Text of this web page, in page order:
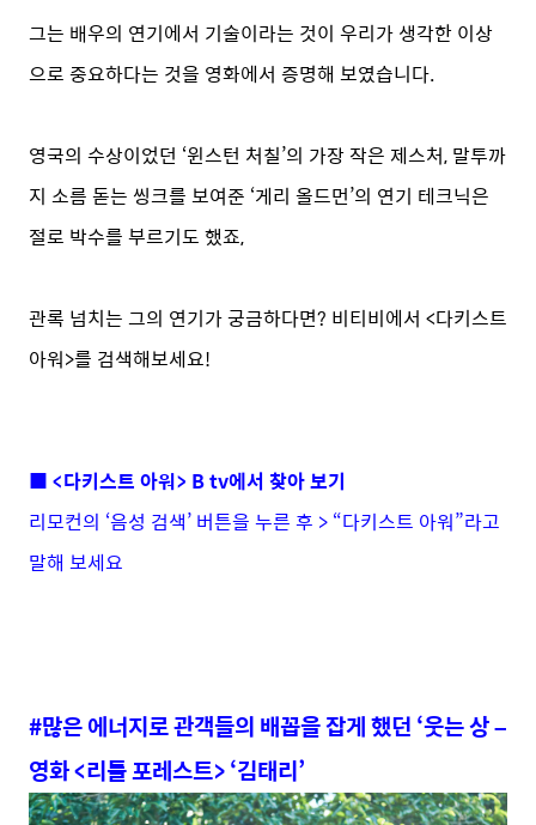
그는 배우의 연기에서 기술이라는 것이 우리가 생각한 이상
으로 중요하다는 것을 영화에서 증명해 보였습니다.
영국의 수상이었던 ‘윈스턴 처칠’의 가장 작은 제스처, 말투까
지 소름 돋는 씽크를 보여준 ‘게리 올드먼’의 연기 테크닉은
절로 박수를 부르기도 했죠,
관록 넘치는 그의 연기가 궁금하다면? 비티비에서 <다키스트
아워>를 검색해보세요!
■ <다키스트 아워> B tv에서 찾아 보기
리모컨의 ‘음성 검색’ 버튼을 누른 후 > “다키스트 아워”라고
말해 보세요
#많은 에너지로 관객들의 배꼽을 잡게 했던 ‘웃는 상 –
영화 <리틀 포레스트> ‘김태리’